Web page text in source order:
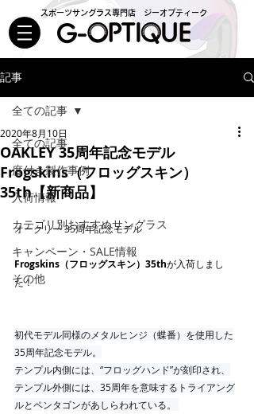
スポーツサングラス専門店 ジーオプティーク
記事
全ての記事
度付き製作事例
入荷情報
カテゴリ別おすすめサングラス
キャンペーン・SALE情報
その他
全ての記事
OAKLEY 35周年記念モデル
Frogskins（フロッグスキン）
35th【新商品】
2020年8月10日
オークリー 35周年記念モデル
Frogskins（フロッグスキン）35thが入荷しまし
た！
初代モデル同様のメタルヒンジ（蝶番）を使用した
35周年記念モデル。
テンプル内側には、“フロッグハンド”が刻印され、
テンプル外側には、35周年を意味するトライアング
ルとペンタゴンがあしらわれている。